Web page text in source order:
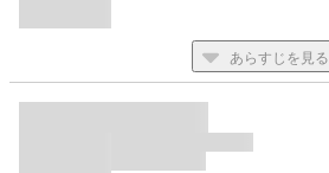
あらすじを見る